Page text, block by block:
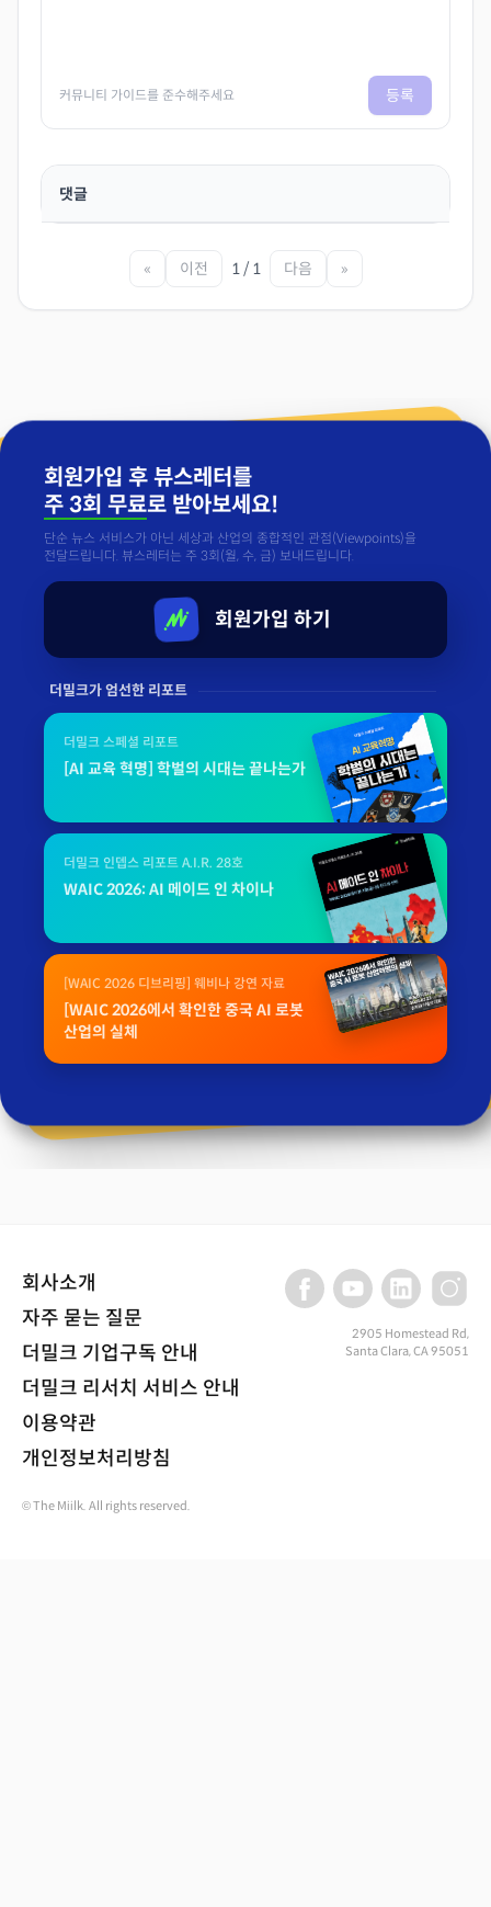
커뮤니티 가이드를 준수해주세요 등록
댓글
« 이전 1 / 1 다음 »
회원가입 후 뷰스레터를
주 3회 무료로 받아보세요!
단순 뉴스 서비스가 아닌 세상과 산업의 종합적인 관점(Viewpoints)을
전달드립니다. 뷰스레터는 주 3회(월, 수, 금) 보내드립니다.
회원가입 하기
더밀크가 엄선한 리포트
더밀크 스페셜 리포트
[AI 교육 혁명] 학벌의 시대는 끝나는가
더밀크 인뎁스 리포트 A.I.R. 28호
WAIC 2026: AI 메이드 인 차이나
[WAIC 2026 디브리핑] 웨비나 강연 자료
[WAIC 2026에서 확인한 중국 AI 로봇
산업의 실체
회사소개
자주 묻는 질문
더밀크 기업구독 안내
더밀크 리서치 서비스 안내
이용약관
개인정보처리방침
2905 Homestead Rd,
Santa Clara, CA 95051
© The Miilk. All rights reserved.